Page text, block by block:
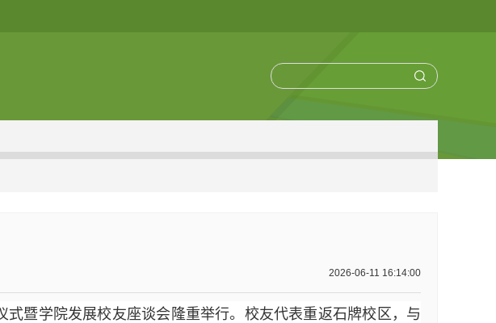
2026-06-11 16:14:00
暨学院发展校友座谈会隆重举行。校友代表重返石牌校区，与